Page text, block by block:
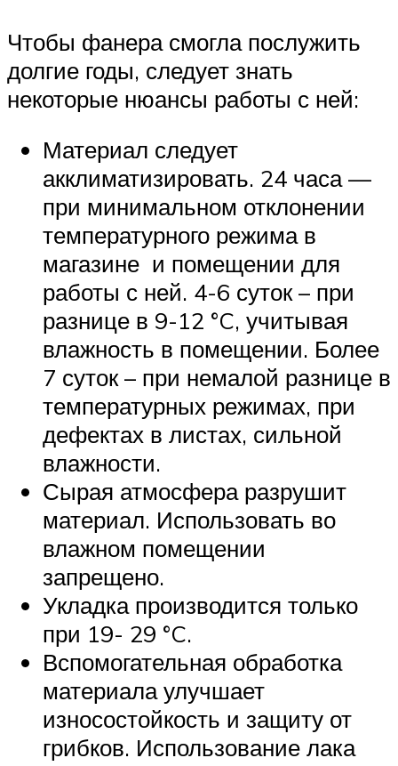
Чтобы фанера смогла послужить
долгие годы, следует знать
некоторые нюансы работы с ней:
Материал следует
акклиматизировать. 24 часа —
при минимальном отклонении
температурного режима в
магазине и помещении для
работы с ней. 4-6 суток – при
разнице в 9-12 °C, учитывая
влажность в помещении. Более
7 суток – при немалой разнице в
температурных режимах, при
дефектах в листах, сильной
влажности.
Сырая атмосфера разрушит
материал. Использовать во
влажном помещении
запрещено.
Укладка производится только
при 19- 29 °C.
Вспомогательная обработка
материала улучшает
износостойкость и защиту от
грибков. Использование лака